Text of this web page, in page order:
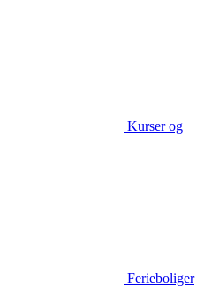
Kurser og
Ferieboliger